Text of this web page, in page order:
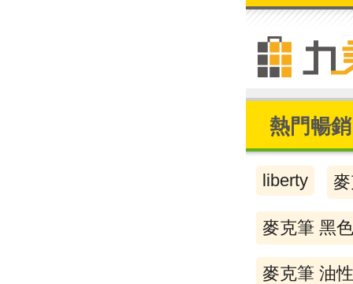
熱門暢銷
liberty
麥克筆 黑色
麥克筆 油性